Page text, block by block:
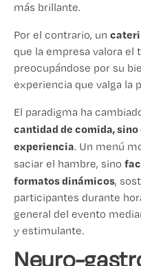
más brillante.
Por el contrario, un
que la empresa valora el
preocupándose por su
experiencia que valga la
El paradigma ha
cantidad de comida,
experiencia. Un menú
saciar el hambre, sino
formatos dinámicos,
participantes durante
general del evento
y estimulante.